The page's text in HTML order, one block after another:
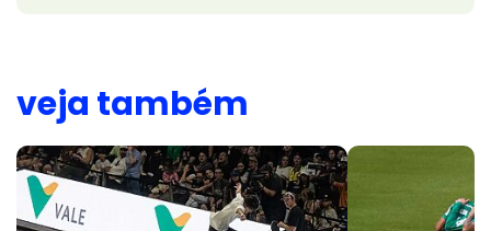
veja também